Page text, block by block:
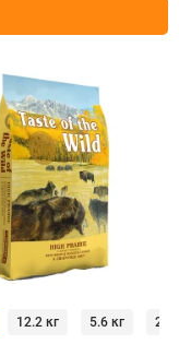
12.2 кг 5.6 кг 2 кг